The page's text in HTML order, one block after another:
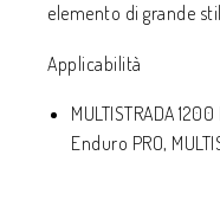
elemento di grande
Applicabilità
MULTISTRADA
Enduro PRO,